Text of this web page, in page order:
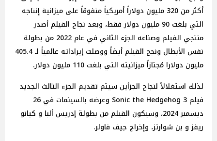
أكثر من 320 مليون دولاراً أمريكياً متفوقاً على ميزانية إنتاجه
التي بلغت 90 مليون دولار فقط، وبعد نجاح الفيلم أصدر
منتجي الفيلم وصناعه الجزء الثاني في عام 2022 من بطولة
نفس الأبطال ونجح الفيلم أيضاً ووصلت إيراداته عالمياً لـ 405.4
مليون دولارا مُجتازاً ميزانيته التي بلغت 110 مليون دولار.
لذلك استغلالاً لنجاح الجزأين سيتم تقديم الجزء الثالث الجديد
فيلم Sonic the Hedgehog 3 وعرضه بالسينمات في 26
ديسمبر 2024، وسيكون الفيلم من بطولة إدريس ألبا و كيانو
ريفز و بن شوارتز، وإخراج جيف فاولر.